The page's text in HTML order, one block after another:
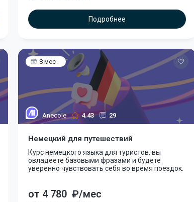
Подробнее
8 мес
Anecole 4.43 29
Немецкий для путешествий
Курс немецкого языка для туристов: вы
овладеете базовыми фразами и будете
уверенно чувствовать себя во время поездок.
от 4 780 ₽/мес